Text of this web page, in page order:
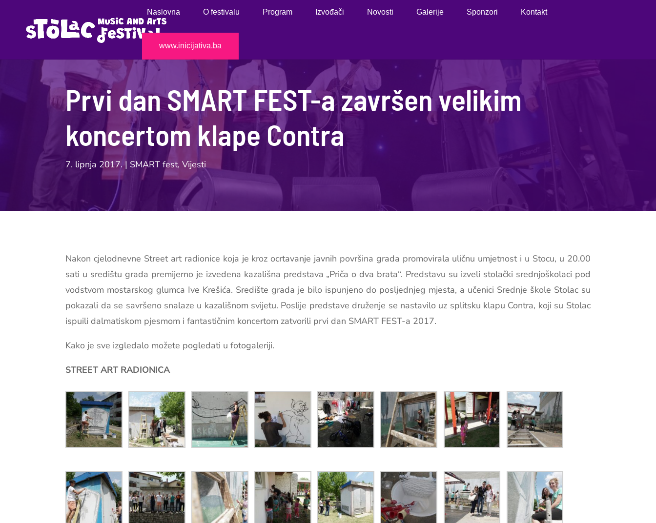
Naslovna O festivalu Program Izvođači Novosti Galerije Sponzori Kontakt
www.inicijativa.ba
Prvi dan SMART FEST-a završen velikim
koncertom klape Contra
7. lipnja 2017.| SMART fest,Vijesti
Nakon cjelodnevne Street art radionice koja je kroz ocrtavanje javnih površina grada promovirala uličnu umjetnost i u Stocu, u 20.00
sati u središtu grada premijerno je izvedena kazališna predstava „Priča o dva brata“. Predstavu su izveli stolački srednjoškolaci pod
vodstvom mostarskog glumca Ive Krešića. Središte grada je bilo ispunjeno do posljednjeg mjesta, a učenici Srednje škole Stolac su
pokazali da se savršeno snalaze u kazališnom svijetu. Poslije predstave druženje se nastavilo uz splitsku klapu Contra, koji su Stolac
ispuili dalmatiskom pjesmom i fantastičnim koncertom zatvorili prvi dan SMART FEST-a 2017.
Kako je sve izgledalo možete pogledati u fotogaleriji.
STREET ART RADIONICA